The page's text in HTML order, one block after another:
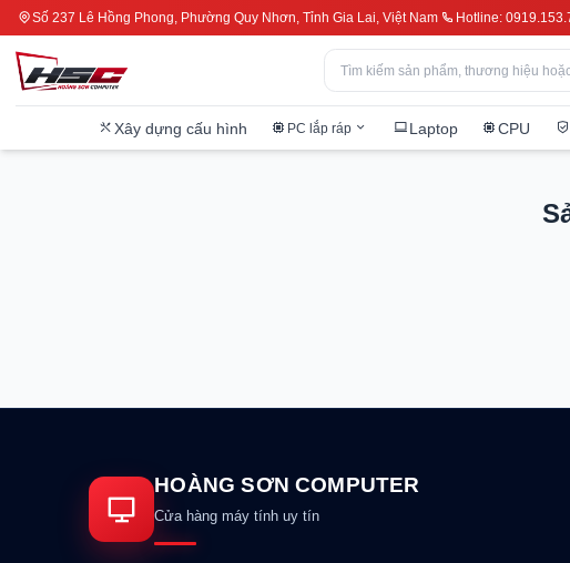
Số 237 Lê Hồng Phong, Phường Quy Nhơn, Tỉnh Gia Lai, Việt Nam Hotline:
Xây dựng cấu hình PC lắp ráp Laptop CPU
HOÀNG SƠN COMPUTER
Cửa hàng máy tính uy tín